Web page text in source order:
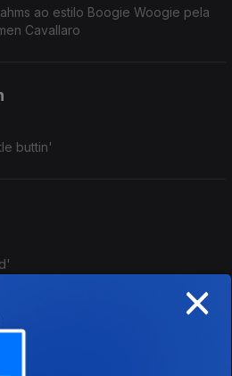
ao estilo Boogie Woogie pela
Cavallaro
buttin'
×